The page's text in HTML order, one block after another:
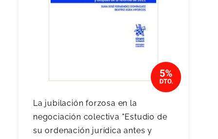
La jubilación forzosa en la
negociación colectiva "Estudio de
su ordenación jurídica antes y